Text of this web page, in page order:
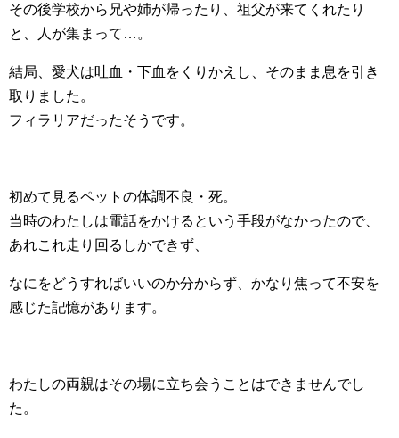
その後学校から兄や姉が帰ったり、祖父が来てくれたり
と、人が集まって…。
結局、愛犬は吐血・下血をくりかえし、そのまま息を引き
取りました。
フィラリアだったそうです。
初めて見るペットの体調不良・死。
当時のわたしは電話をかけるという手段がなかったので、
あれこれ走り回るしかできず、
なにをどうすればいいのか分からず、かなり焦って不安を
感じた記憶があります。
わたしの両親はその場に立ち会うことはできませんでし
た。